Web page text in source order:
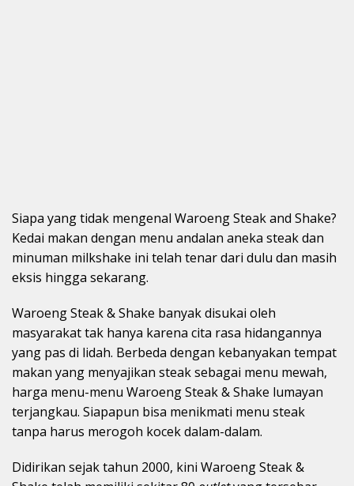
Siapa yang tidak mengenal Waroeng Steak and Shake?
Kedai makan dengan menu andalan aneka steak dan
minuman milkshake ini telah tenar dari dulu dan masih
eksis hingga sekarang.
Waroeng Steak & Shake banyak disukai oleh
masyarakat tak hanya karena cita rasa hidangannya
yang pas di lidah. Berbeda dengan kebanyakan tempat
makan yang menyajikan steak sebagai menu mewah,
harga menu-menu Waroeng Steak & Shake lumayan
terjangkau. Siapapun bisa menikmati menu steak
tanpa harus merogoh kocek dalam-dalam.
Didirikan sejak tahun 2000, kini Waroeng Steak &